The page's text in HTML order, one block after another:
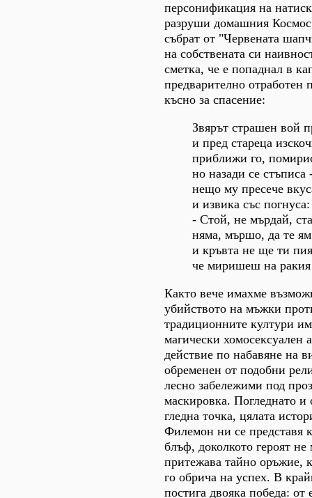
персонификация на
разруши домашния
събрат от "Червената
на собствената си
сметка, че е попаднал в
предварително отработен
късно за спасение:
Звярът страшен вой
и пред стареца
приближи го,
но назади се стъписа
нещо му пресече
и извика със погнуса:
- Стой, не мърдай,
няма, мършо, да те ям
и кръвта не ще ти
че миришеш на
Както вече имахме
убийството на мъжки
традиционните култури
магически хомосексуален
действие по набавяне на
обременен от подобни
лесно забележими под
маскировка. Погледнато и
гледна точка, цялата
Филемон ни се представя
блъф, доколкото героят
притежава тайно оръжие,
го обрича на успех. В
постига двояка победа: от